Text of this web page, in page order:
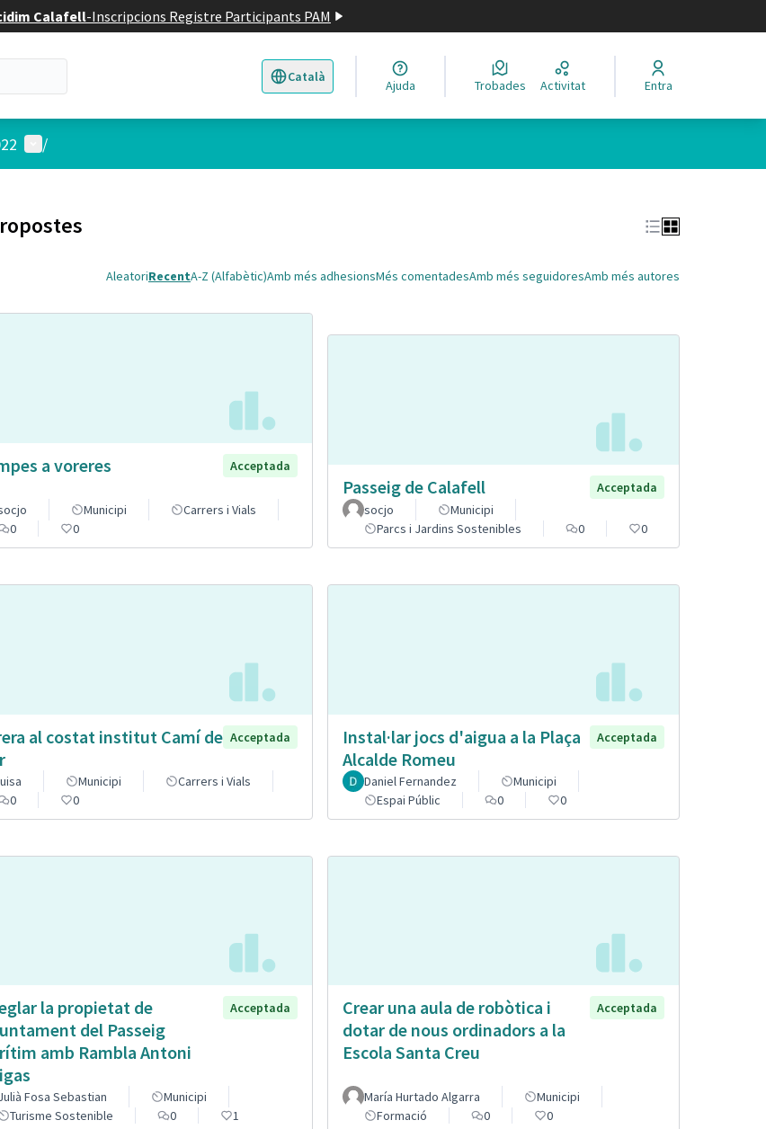
Calafell-Inscripcions Registre Participants PAM
Català
Triar la llengua Elegir el idioma
Ajuda Trobades Activitat Entra
Menú d'usuari
/
AleatoriRecentA-Z (Alfabètic)Amb més adhesionsMés comentadesAmb més seguidoresAmb més autores
a voreres Acceptada
Municipi
Carrers i Vials
0
0
Passeig de Calafell
Acceptada
socjo
Municipi
Parcs i Jardins Sostenibles
0 0
al costat institut Camí de Acceptada
Municipi
Carrers i Vials
0
0
Instal·lar jocs d'aigua a la Plaça
Alcalde Romeu
Acceptada
Daniel Fernandez
Municipi
Espai Públic
0 0
la propietat de
del Passeig
amb Rambla Antoni
Acceptada
Fosa Sebastian
Municipi
Turisme Sostenible
0 1
Crear una aula de robòtica i
dotar de nous ordinadors a la
Escola Santa Creu
Acceptada
María Hurtado Algarra
Municipi
Formació
0 0